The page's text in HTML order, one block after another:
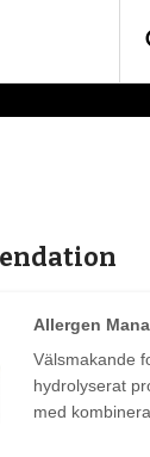
Allergen
Välsmakande
hydrolyserat
med